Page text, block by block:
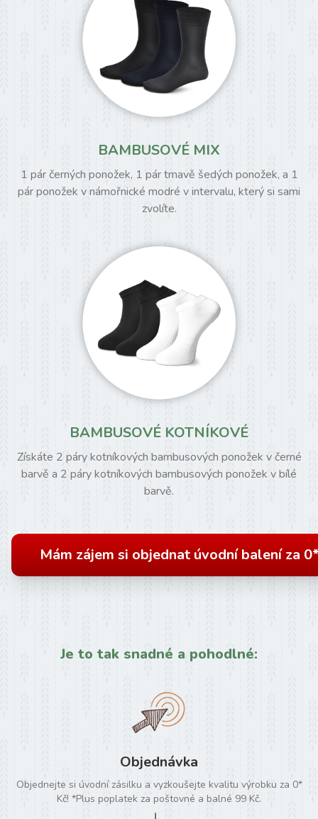
BAMBUSOVÉ MIX
1 pár černých ponožek, 1 pár tmavě šedých ponožek, a 1
pár ponožek v námořnické modré v intervalu, který si sami
zvolíte.
BAMBUSOVÉ KOTNÍKOVÉ
Získáte 2 páry kotníkových bambusových ponožek v černé
barvě a 2 páry kotníkových bambusových ponožek v bílé
barvě.
Mám zájem si objednat úvodní balení za
Je to tak snadné a pohodlné:
Objednávka
Objednejte si úvodní zásilku a vyzkoušejte kvalitu výrobku za 0*
Kč! *Plus poplatek za poštovné a balné 99 Kč.